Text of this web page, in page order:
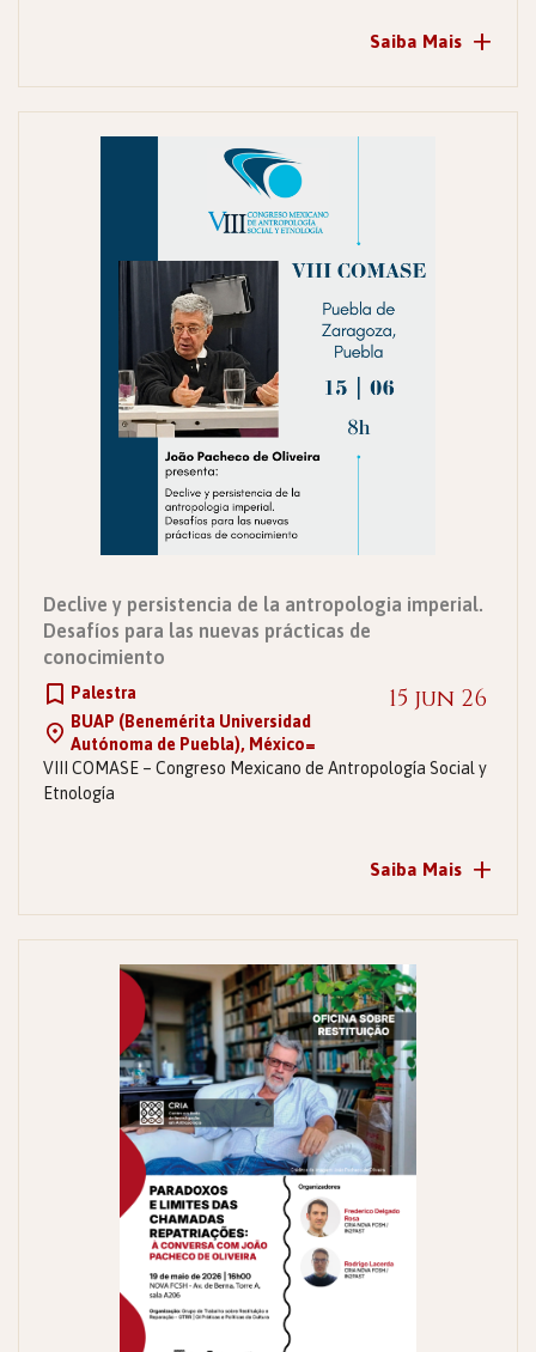
Saiba Mais +
Declive y persistencia de la antropologia imperial.
Desafíos para las nuevas prácticas de
conocimiento
Palestra
BUAP (Benemérita Universidad
Autónoma de Puebla), México=
15 jun 26
VIII COMASE – Congreso Mexicano de Antropología Social y
Etnología
Saiba Mais +